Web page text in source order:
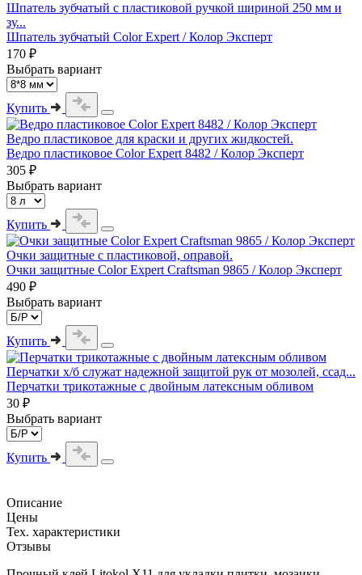
Шпатель зубчатый с пластиковой ручкой шириной 250 мм и
зу...
Шпатель зубчатый Color Expert / Колор Эксперт
170 ₽
Выбрать вариант
Купить
Ведро пластиковое для краски и других жидкостей.
Ведро пластиковое Color Expert 8482 / Колор Эксперт
305 ₽
Выбрать вариант
Купить
Очки защитные с пластиковой, оправой.
Очки защитные Color Expert Craftsman 9865 / Колор Эксперт
490 ₽
Выбрать вариант
Купить
Перчатки х/б служат надежной защитой рук от мозолей, ссад...
Перчатки трикотажные с двойным латексным обливом
30 ₽
Выбрать вариант
Купить
Описание
Цены
Тех. характеристики
Отзывы